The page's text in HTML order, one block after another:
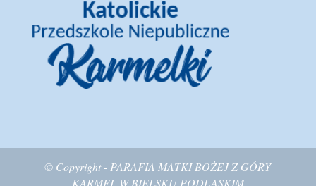
© Copyright - PARAFIA MATKI BOŻEJ Z GÓRY
KARMEL W BIELSKU PODLASKIM